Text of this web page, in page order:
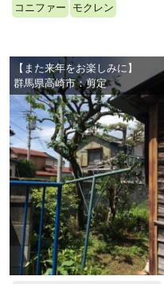
コニファー モクレン
【また来年をお楽しみに】
群馬県高崎市：剪定